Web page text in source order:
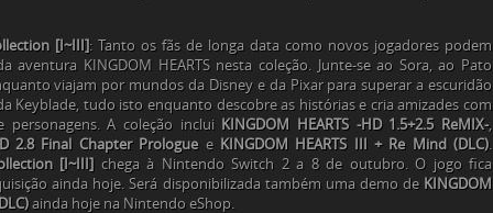
[I~III]: Tanto os fãs de longa data como novos jogadores podem
aventura KINGDOM HEARTSnesta coleção. Junte-se ao Sora, ao Pato
viajam por mundos da Disney e da Pixar para superar a escuridão
Keyblade, tudo isto enquanto descobre as histórias e cria amizades com
personagens. A coleção inclui KINGDOM HEARTS -HD 1.5+2.5 ReMIX-,
2.8 Final Chapter Prologuee KINGDOM HEARTS III + Re Mind (DLC).
[I~III]chega à Nintendo Switch 2 a 8 de outubro. O jogo fica
ainda hoje. Será disponibilizada também uma demo de KINGDOM
ainda hoje na Nintendo eShop.